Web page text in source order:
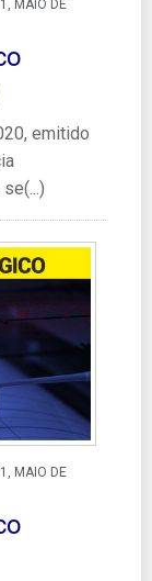
MAIO DE
emitido
MAIO DE